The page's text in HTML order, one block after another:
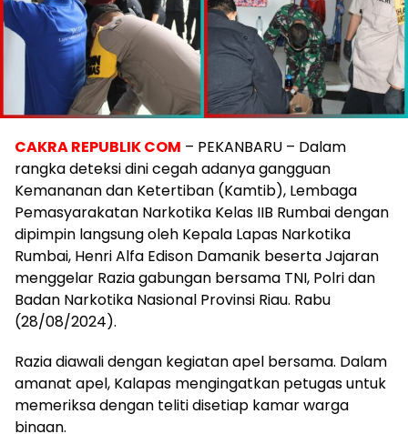
CAKRA REPUBLIK COM – PEKANBARU – Dalam
rangka deteksi dini cegah adanya gangguan
Kemananan dan Ketertiban (Kamtib), Lembaga
Pemasyarakatan Narkotika Kelas IIB Rumbai dengan
dipimpin langsung oleh Kepala Lapas Narkotika
Rumbai, Henri Alfa Edison Damanik beserta Jajaran
menggelar Razia gabungan bersama TNI, Polri dan
Badan Narkotika Nasional Provinsi Riau. Rabu
(28/08/2024).
Razia diawali dengan kegiatan apel bersama. Dalam
amanat apel, Kalapas mengingatkan petugas untuk
memeriksa dengan teliti disetiap kamar warga
binaan.